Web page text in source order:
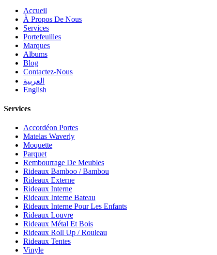
Accueil
À Propos De Nous
Services
Portefeuilles
Marques
Albums
Blog
Contactez-Nous
العربية
English
Services
Accordéon Portes
Matelas Waverly
Moquette
Parquet
Rembourrage De Meubles
Rideaux Bamboo / Bambou
Rideaux Externe
Rideaux Interne
Rideaux Interne Bateau
Rideaux Interne Pour Les Enfants
Rideaux Louvre
Rideaux Métal Et Bois
Rideaux Roll Up / Rouleau
Rideaux Tentes
Vinyle